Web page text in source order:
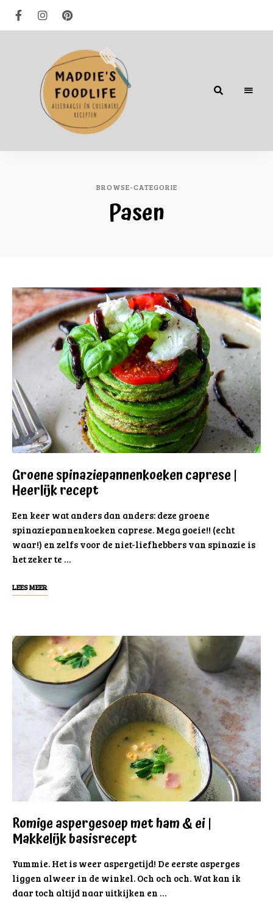
Alledaagse
BROWSE-CATEGORIE
Pasen
Groene spinaziepannenkoeken caprese |
Heerlijk recept
Een keer wat anders dan anders: deze groene
spinaziepannenkoeken caprese. Mega goeie!! (echt
waar!) en zelfs voor de niet-liefhebbers van spinazie is
het zeker te …
LEES MEER
Romige aspergesoep met ham & ei |
Makkelijk basisrecept
Yummie. Het is weer aspergetijd! De eerste asperges
liggen alweer in de winkel. Och och och. Wat kan ik
daar toch altijd naar uitkijken en …